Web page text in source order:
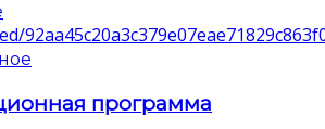
программа